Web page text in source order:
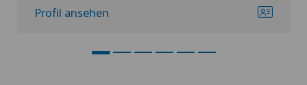
Profil ansehen